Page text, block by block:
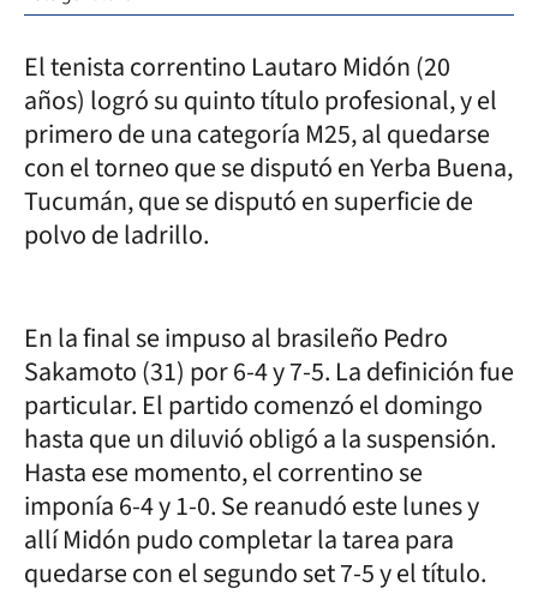
El tenista correntino Lautaro Midón (20
años) logró su quinto título profesional, y el
primero de una categoría M25, al quedarse
con el torneo que se disputó en Yerba Buena,
Tucumán, que se disputó en superficie de
polvo de ladrillo.
En la final se impuso al brasileño Pedro
Sakamoto (31) por 6-4 y 7-5. La definición fue
particular. El partido comenzó el domingo
hasta que un diluvió obligó a la suspensión.
Hasta ese momento, el correntino se
imponía 6-4 y 1-0. Se reanudó este lunes y
allí Midón pudo completar la tarea para
quedarse con el segundo set 7-5 y el título.